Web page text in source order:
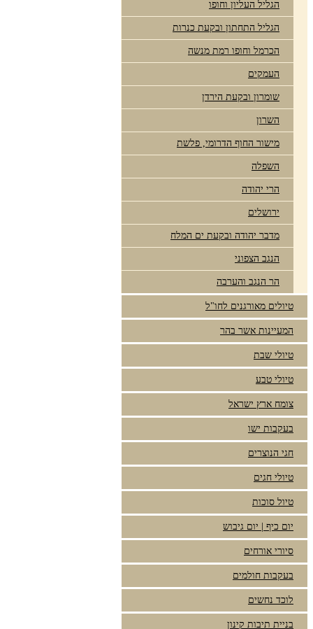
הגליל העליון וחופו
הגליל התחתון ובקעת כנרות
הכרמל וחופו רמת מנשה
העמקים
שומרון ובקעת הירדן
השרון
מישור החוף הדרומי, פלשת
השפלה
הרי יהודה
ירושלים
מדבר יהודה ובקעת ים המלח
הנגב הצפוני
הר הנגב והערבה
טיולים מאורגנים לחו"ל
המעיינות אשר בהר
טיולי שבת
טיולי טבע
צומח ארץ ישראל
בעקבות ישו
חגי הנוצרים
טיולי חגים
טיול סוכות
יום כיף | יום גיבוש
סיורי אורחים
בעקבות חולמים
לוכד נחשים
בניית תיבות קינון